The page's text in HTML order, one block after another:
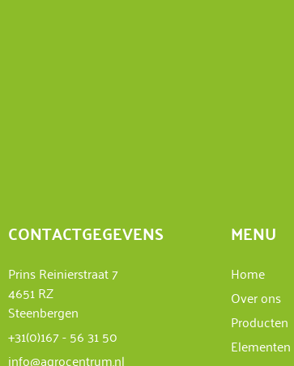
CONTACTGEGEVENS
Prins Reinierstraat 7
4651 RZ
Steenbergen
+31(0)167 - 56 31 50
info@agrocentrum.nl
MENU
Home
Over ons
Producten
Elementen